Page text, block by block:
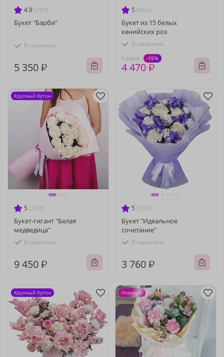
4.9 (241)
Букет "Барби"
В наличии
5 350 ₽
5 (662)
Букет из 15 белых
кенийских роз
В наличии
5 260 ₽ -15%
4 470 ₽
5 (279)
Букет-гигант "Белая
медведица"
В наличии
9 450 ₽
Крупный бутон
5 (350)
Букет "Идеальное
сочетание"
В наличии
3 760 ₽
Крупный бутон Новинка